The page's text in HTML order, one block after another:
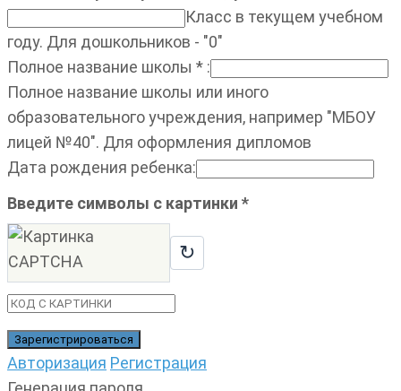
Класс в текущем учебном
году. Для дошкольников - "0"
Полное название школы * :
Полное название школы или иного
образовательного учреждения, например "МБОУ
лицей №40". Для оформления дипломов
Дата рождения ребенка:
Введите символы с картинки *
↻
Авторизация Регистрация